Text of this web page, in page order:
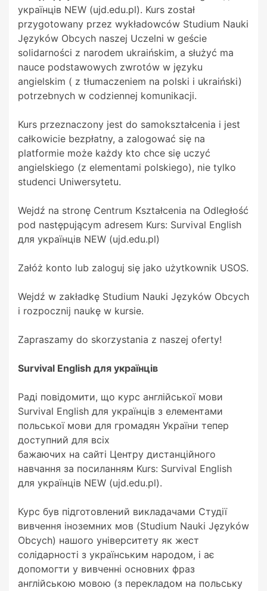
українців NEW (ujd.edu.pl). Kurs został
przygotowany przez wykładowców Studium Nauki
Języków Obcych naszej Uczelni w geście
solidarności z narodem ukraińskim, a służyć ma
nauce podstawowych zwrotów w języku
angielskim ( z tłumaczeniem na polski i ukraiński)
potrzebnych w codziennej komunikacji.
Kurs przeznaczony jest do samokształcenia i jest
całkowicie bezpłatny, a zalogować się na
platformie może każdy kto chce się uczyć
angielskiego (z elementami polskiego), nie tylko
studenci Uniwersytetu.
Wejdź na stronę Centrum Kształcenia na Odległość
pod następującym adresem Kurs: Survival English
для українців NEW (ujd.edu.pl)
Załóż konto lub zaloguj się jako użytkownik USOS.
Wejdź w zakładkę Studium Nauki Języków Obcych
i rozpocznij naukę w kursie.
Zapraszamy do skorzystania z naszej oferty!
Survival English для українців
Раді повідомити, що курс англійської мови
Survival English для українців з елементами
польської мови для громадян України тепер
доступний для всіх
бажаючих на сайті Центру дистанційного
навчання за посиланням Kurs: Survival English
для українців NEW (ujd.edu.pl).
Курс був підготовлений викладачами Студії
вивчення іноземних мов (Studium Nauki Języków
Obcych) нашого університету як жест
солідарності з українським народом, і ає
допомогти у вивченні основних фраз
англійською мовою (з перекладом на польську